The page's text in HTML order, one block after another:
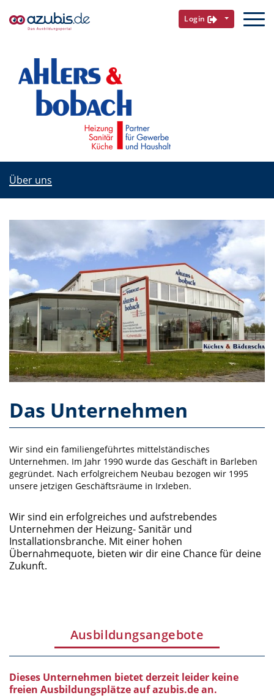
Login
Über uns
Das Unternehmen
Wir sind ein familiengeführtes mittelständisches
Unternehmen. Im Jahr 1990 wurde das Geschäft in Barleben
gegründet. Nach erfolgreichem Neubau bezogen wir 1995
unsere jetzigen Geschäftsräume in Irxleben.
Wir sind ein erfolgreiches und aufstrebendes
Unternehmen der Heizung- Sanitär und
Installationsbranche. Mit einer hohen
Übernahmequote, bieten wir dir eine Chance für deine
Zukunft.
Ausbildungsangebote
Dieses Unternehmen bietet derzeit leider keine
freien Ausbildungsplätze auf azubis.de an.